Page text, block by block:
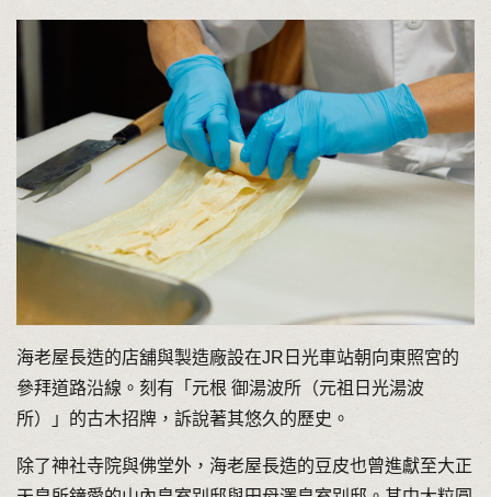
海老屋長造的店舖與製造廠設在JR日光車站朝向東照宮的
參拜道路沿線。刻有「元根 御湯波所（元祖日光湯波
所）」的古木招牌，訴說著其悠久的歷史。
除了神社寺院與佛堂外，海老屋長造的豆皮也曾進獻至大正